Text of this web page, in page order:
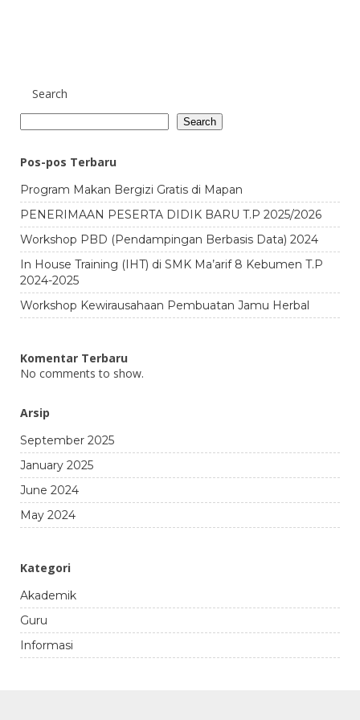
Search
Search
Pos-pos Terbaru
Program Makan Bergizi Gratis di Mapan
PENERIMAAN PESERTA DIDIK BARU T.P 2025/2026
Workshop PBD (Pendampingan Berbasis Data) 2024
In House Training (IHT) di SMK Ma’arif 8 Kebumen T.P
2024-2025
Workshop Kewirausahaan Pembuatan Jamu Herbal
Komentar Terbaru
No comments to show.
Arsip
September 2025
January 2025
June 2024
May 2024
Kategori
Akademik
Guru
Informasi